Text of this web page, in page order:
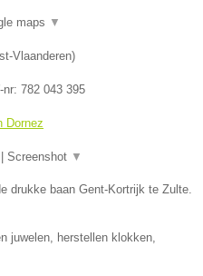
maps ▼
Vlaanderen)
nr: 782 043 395
Dornez
Screenshot ▼
drukke baan Gent-Kortrijk te Zulte.
juwelen, herstellen klokken,